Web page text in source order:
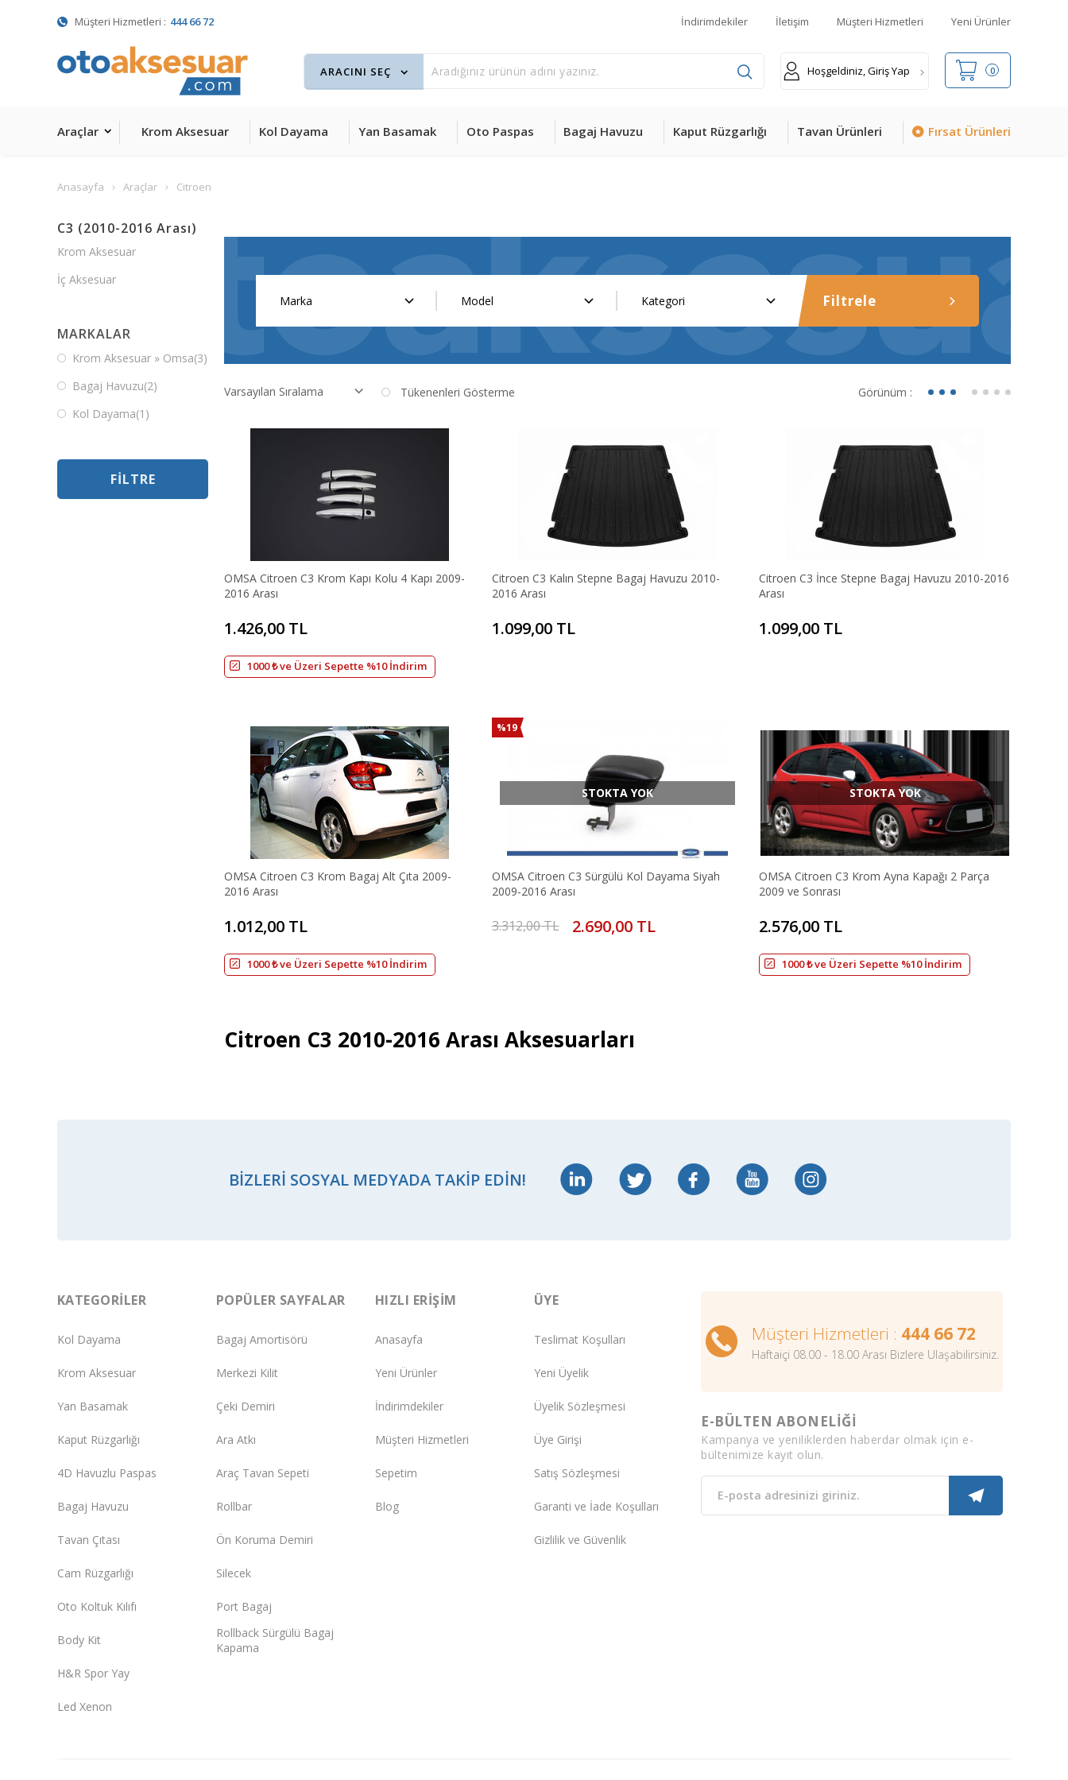
Müşteri Hizmetleri : 444 66 72 İndirimdekiler İletişim Müşteri Hizmetleri Yeni Ürünler
0
Hoşgeldiniz, Giriş Yap
Araçlar Krom Aksesuar Kol Dayama Yan Basamak Oto Paspas Bagaj Havuzu Kaput Rüzgarlığı Tavan Ürünleri Fırsat Ürünleri
Anasayfa Araçlar Citroen
C3 (2010-2016 Arası)
Krom Aksesuar
İç Aksesuar
MARKALAR
Krom Aksesuar » Omsa(3)
Bagaj Havuzu(2)
Kol Dayama(1)
FILTRE
Filtrele
Tükenenleri Gösterme Görünüm :
OMSA Citroen C3 Krom Kapı Kolu 4 Kapı 2009-
2016 Arası
1.426,00 TL
1000 ₺ ve Üzeri Sepette %10 İndirim
Citroen C3 Kalın Stepne Bagaj Havuzu 2010-
2016 Arası
1.099,00 TL
Citroen C3 İnce Stepne Bagaj Havuzu 2010-2016
Arası
1.099,00 TL
OMSA Citroen C3 Krom Bagaj Alt Çıta 2009-
2016 Arası
1.012,00 TL
1000 ₺ ve Üzeri Sepette %10 İndirim
%19
STOKTA YOK
OMSA Citroen C3 Sürgülü Kol Dayama Siyah
2009-2016 Arası
3.312,00 TL 2.690,00 TL
STOKTA YOK
OMSA Citroen C3 Krom Ayna Kapağı 2 Parça
2009 ve Sonrası
2.576,00 TL
1000 ₺ ve Üzeri Sepette %10 İndirim
Citroen C3 2010-2016 Arası Aksesuarları
BIZLERI SOSYAL MEDYADA TAKIP EDIN!
KATEGORILER
Kol Dayama
Krom Aksesuar
Yan Basamak
Kaput Rüzgarlığı
4D Havuzlu Paspas
Bagaj Havuzu
Tavan Çıtası
Cam Rüzgarlığı
Oto Koltuk Kılıfı
Body Kit
H&R Spor Yay
Led Xenon
POPÜLER SAYFALAR
Bagaj Amortisörü
Merkezi Kilit
Çeki Demiri
Ara Atkı
Araç Tavan Sepeti
Rollbar
Ön Koruma Demiri
Silecek
Port Bagaj
Rollback Sürgülü Bagaj
Kapama
HIZLI ERIŞIM
Anasayfa
Yeni Ürünler
İndirimdekiler
Müşteri Hizmetleri
Sepetim
Blog
ÜYE
Teslimat Koşulları
Yeni Üyelik
Üyelik Sözleşmesi
Üye Girişi
Satış Sözleşmesi
Garanti ve İade Koşulları
Gizlilik ve Güvenlik
Müşteri Hizmetleri : 444 66 72
Haftaiçi 08.00 - 18.00 Arası Bizlere Ulaşabilirsiniz.
E-BÜLTEN ABONELİĞİ
Kampanya ve yeniliklerden haberdar olmak için e-
bültenimize kayıt olun.